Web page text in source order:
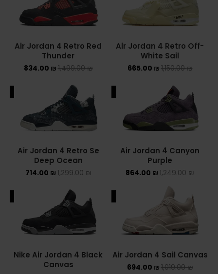
NIKE AIR FORCE 1 SHADOW
NIKE BLAZER
NIKE COLLECTION
NIKE DUNK KIDS
NIKE MAC ATTACK
PUMA X FENTY
Uncategorized
Air Jordan 4 Retro Off-
White Sail
1,150.00₪
665.00 ₪
Air Jordan 4 Retro Red
Thunder
1,499.00₪
834.00 ₪
Air Jordan 4 Canyon
Purple
1,249.00₪
864.00 ₪
Air Jordan 4 Retro Se
Deep Ocean
1,299.00₪
714.00 ₪
Air Jordan 4 Sail Canvas
1,019.00₪
694.00 ₪
Nike Air Jordan 4 Black
Canvas